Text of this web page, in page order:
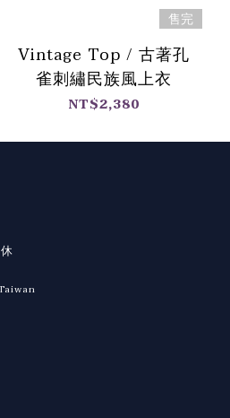
售完
Vintage Top / 古著孔
雀刺繡民族風上衣
NT$2,380